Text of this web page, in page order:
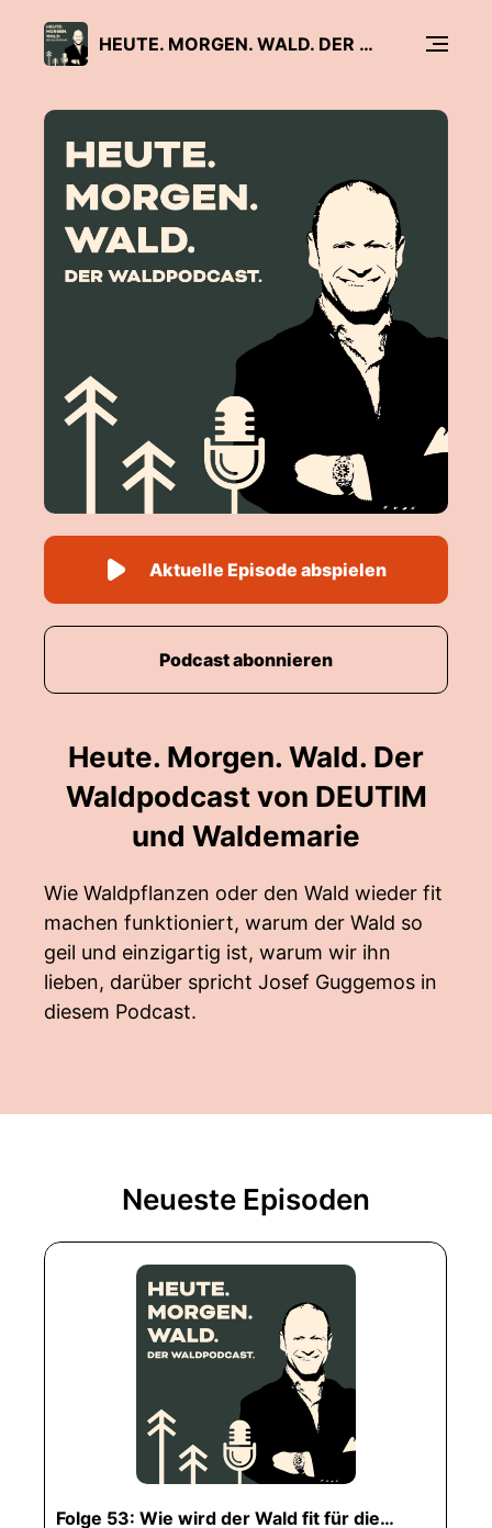
HEUTE. MORGEN. WALD. DER WALDPODCAST VON DEUTIM UND WALDEMARIE
Heute. Morgen. Wald. Der
Waldpodcast von DEUTIM
und Waldemarie
Wie Waldpflanzen oder den Wald wieder fit
machen funktioniert, warum der Wald so
geil und einzigartig ist, warum wir ihn
lieben, darüber spricht Josef Guggemos in
diesem Podcast.
Aktuelle Episode abspielen
Podcast abonnieren
Neueste Episoden